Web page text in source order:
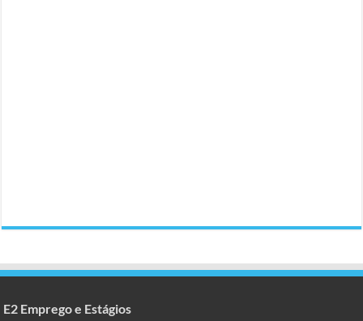
E2 Emprego e Estágios